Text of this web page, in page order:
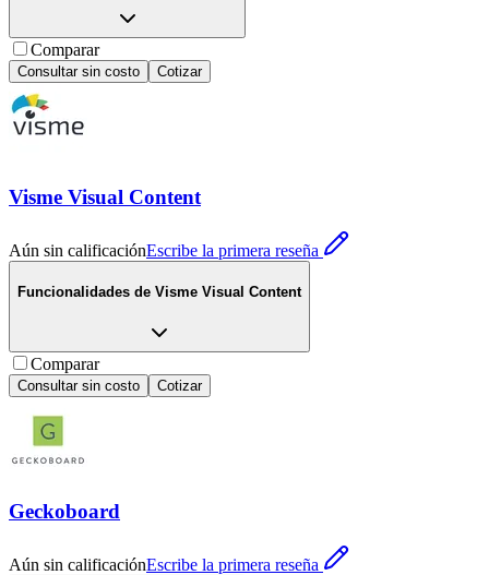
Comparar
Consultar sin costo Cotizar
Visme Visual Content
Aún sin calificaciónEscribe la primera reseña
Funcionalidades de Visme Visual Content
Comparar
Consultar sin costo Cotizar
Geckoboard
Aún sin calificaciónEscribe la primera reseña